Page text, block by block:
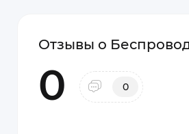
Отзывы о
0 0